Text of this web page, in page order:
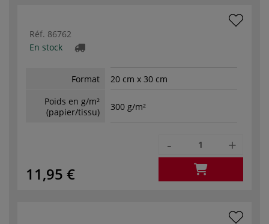
Réf. 86762
En stock
Format
20 cm x 30 cm
Poids en g/m²
(papier/tissu)
300 g/m²
11,95 €
- +